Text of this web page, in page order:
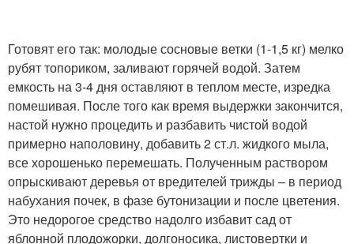
Готовят его так: молодые сосновые ветки (1-1,5 кг) мелко
рубят топориком, заливают горячей водой. Затем
емкость на 3-4 дня оставляют в теплом месте, изредка
помешивая. После того как время выдержки закончится,
настой нужно процедить и разбавить чистой водой
примерно наполовину, добавить 2 ст.л. жидкого мыла,
все хорошенько перемешать. Полученным раствором
опрыскивают деревья от вредителей трижды – в период
набухания почек, в фазе бутонизации и после цветения.
Это недорогое средство надолго избавит сад от
яблонной плодожорки, долгоносика, листовертки и